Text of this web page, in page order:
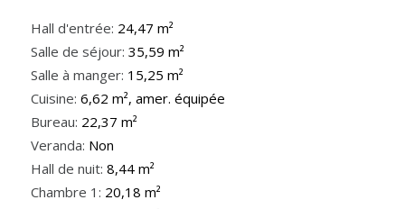
Hall d'entrée: 24,47 m²
Salle de séjour: 35,59 m²
Salle à manger: 15,25 m²
Cuisine: 6,62 m², amer. équipée
Bureau: 22,37 m²
Veranda: Non
Hall de nuit: 8,44 m²
Chambre 1: 20,18 m²